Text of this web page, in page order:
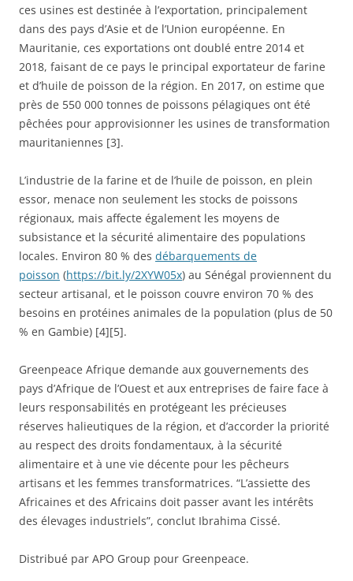
ces usines est destinée à l’exportation, principalement
dans des pays d’Asie et de l’Union européenne. En
Mauritanie, ces exportations ont doublé entre 2014 et
2018, faisant de ce pays le principal exportateur de farine
et d’huile de poisson de la région. En 2017, on estime que
près de 550 000 tonnes de poissons pélagiques ont été
pêchées pour approvisionner les usines de transformation
mauritaniennes [3].
L’industrie de la farine et de l’huile de poisson, en plein
essor, menace non seulement les stocks de poissons
régionaux, mais affecte également les moyens de
subsistance et la sécurité alimentaire des populations
locales. Environ 80 % des débarquements de
poisson (https://bit.ly/2XYW05x) au Sénégal proviennent du
secteur artisanal, et le poisson couvre environ 70 % des
besoins en protéines animales de la population (plus de 50
% en Gambie) [4][5].
Greenpeace Afrique demande aux gouvernements des
pays d’Afrique de l’Ouest et aux entreprises de faire face à
leurs responsabilités en protégeant les précieuses
réserves halieutiques de la région, et d’accorder la priorité
au respect des droits fondamentaux, à la sécurité
alimentaire et à une vie décente pour les pêcheurs
artisans et les femmes transformatrices. “L’assiette des
Africaines et des Africains doit passer avant les intérêts
des élevages industriels”, conclut Ibrahima Cissé.
Distribué par APO Group pour Greenpeace.